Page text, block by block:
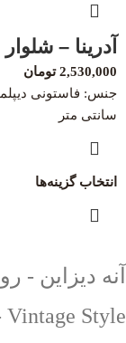
آدرینا – شلوار
2,530,000 تومان
سانتی متر
انتخاب گزینه‌ها
آنه دیزاین -
Vintage Style